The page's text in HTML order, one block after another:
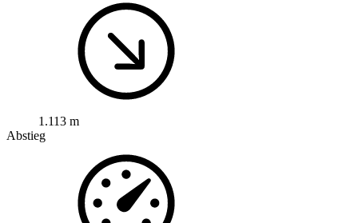
1.113 m
Abstieg